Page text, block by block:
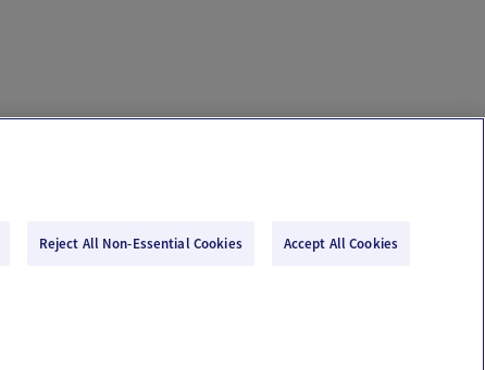
advice. Please see our Terms of Use and Privacy Policy for more information.
Reject All Non-Essential Cookies Accept All Cookies